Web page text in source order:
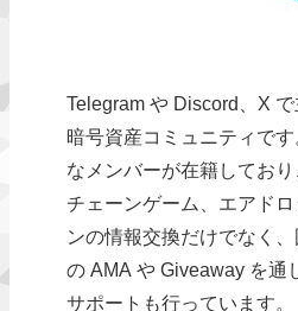
Telegram や Discord、X
暗号資産コミュニティで
なメンバーが在籍してお
チェーンゲーム、エアド
ンの情報交換だけでなく
の AMA や Giveaway を通
サポートも行っています